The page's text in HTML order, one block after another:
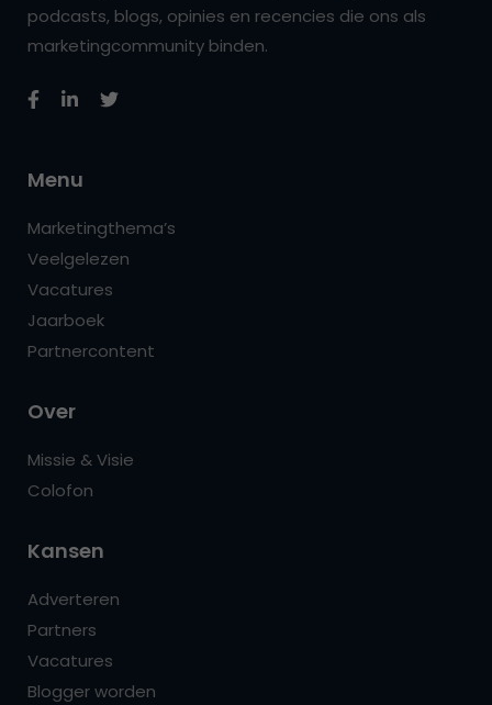
podcasts, blogs, opinies en recencies die ons als
marketingcommunity binden.
Menu
Marketingthema’s
Veelgelezen
Vacatures
Jaarboek
Partnercontent
Over
Missie & Visie
Colofon
Kansen
Adverteren
Partners
Vacatures
Blogger worden